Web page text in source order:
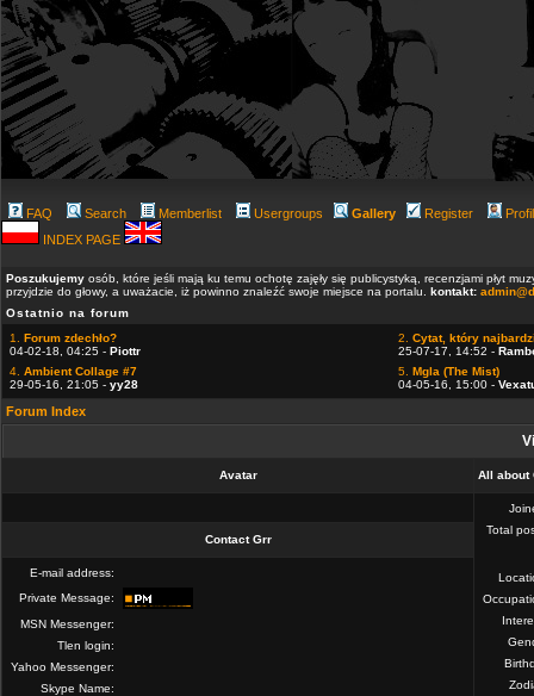
FAQ Search Memberlist Usergroups Gallery Register
INDEX PAGE
Poszukujemy osób, które jeśli mają ku temu ochotę zajęły się publicystyką, recenzjami płyt
przyjdzie do głowy, a uważacie, iż powinno znaleźć swoje miejsce na portalu. kontakt:
Ostatnio na forum
1. Forum zdechło?
04-02-18, 04:25 - Piottr
2. Cytat, który
25-07-17, 14:52 -
4. Ambient Collage #7
29-05-16, 21:05 - yy28
5. Mgla (The Mist)
04-05-16, 15:00 -
Forum Index
Avatar All about
Total
Contact Grr
E-mail address:
Private Message:
MSN Messenger:
Tlen login:
Yahoo Messenger:
Skype Name: